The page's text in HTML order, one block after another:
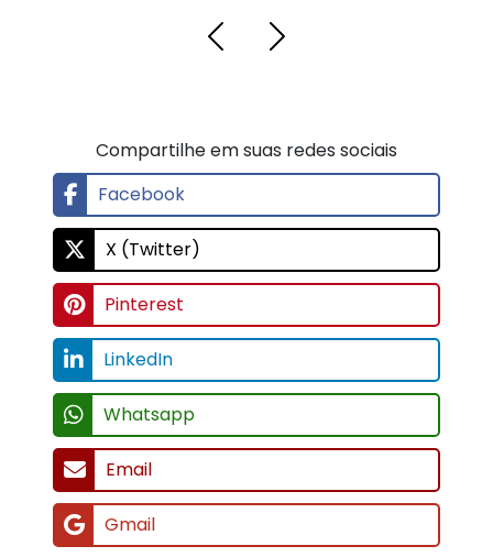
Compartilhe em suas redes sociais
Facebook
X (Twitter)
Pinterest
LinkedIn
Whatsapp
Email
Gmail